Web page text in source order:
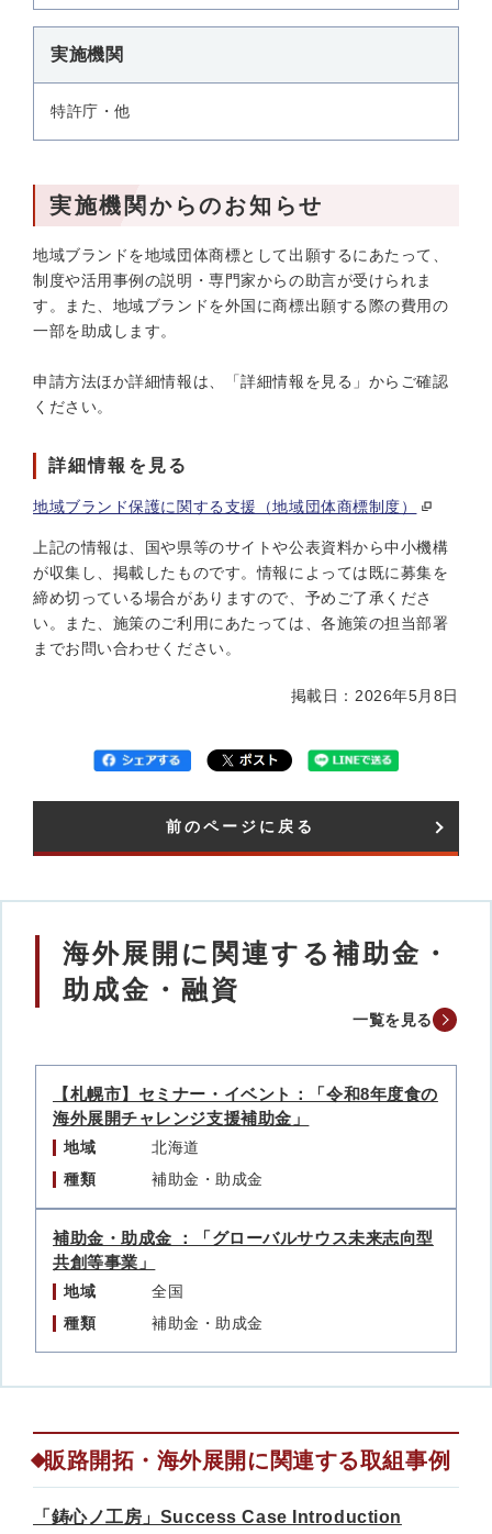
実施機関
特許庁・他
実施機関からのお知らせ
地域ブランドを地域団体商標として出願するにあたって、
制度や活用事例の説明・専門家からの助言が受けられま
す。また、地域ブランドを外国に商標出願する際の費用の
一部を助成します。
申請方法ほか詳細情報は、「詳細情報を見る」からご確認
ください。
詳細情報を見る
地域ブランド保護に関する支援（地域団体商標制度）
上記の情報は、国や県等のサイトや公表資料から中小機構
が収集し、掲載したものです。情報によっては既に募集を
締め切っている場合がありますので、予めご了承くださ
い。また、施策のご利用にあたっては、各施策の担当部署
までお問い合わせください。
掲載日：2026年5月8日
前のページに戻る
海外展開に関連する補助金・
助成金・融資
一覧を見る
【札幌市】セミナー・イベント：「令和8年度食の
海外展開チャレンジ支援補助金」
地域
北海道
種類
補助金・助成金
補助金・助成金 ：「グローバルサウス未来志向型
共創等事業」
地域
全国
種類
補助金・助成金
販路開拓・海外展開に関連する取組事例
「鋳心ノ工房」Success Case Introduction